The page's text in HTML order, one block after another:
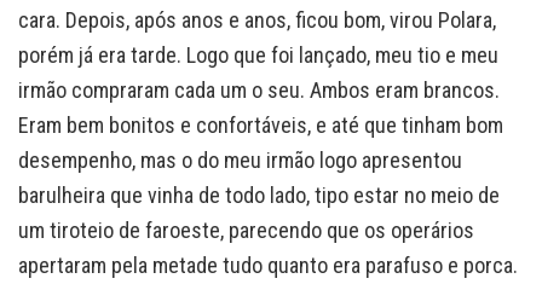
cara. Depois, após anos e anos, ficou bom, virou Polara,
porém já era tarde. Logo que foi lançado, meu tio e meu
irmão compraram cada um o seu. Ambos eram brancos.
Eram bem bonitos e confortáveis, e até que tinham bom
desempenho, mas o do meu irmão logo apresentou
barulheira que vinha de todo lado, tipo estar no meio de
um tiroteio de faroeste, parecendo que os operários
apertaram pela metade tudo quanto era parafuso e porca.